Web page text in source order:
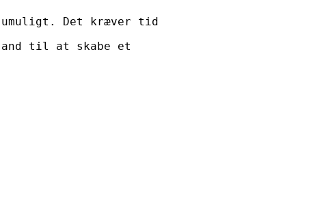
Det kræver tid
til at skabe et